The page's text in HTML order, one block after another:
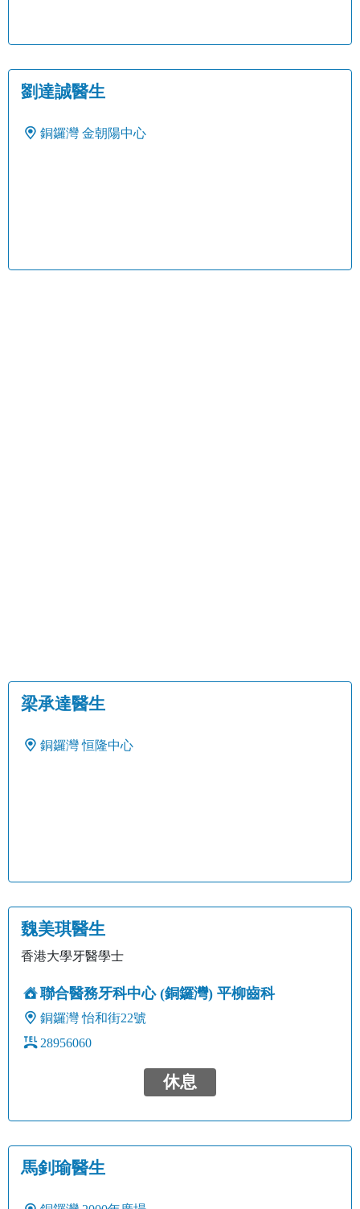
劉達誠醫生
銅鑼灣 金朝陽中心
梁承達醫生
銅鑼灣 恒隆中心
魏美琪醫生
香港大學牙醫學士
聯合醫務牙科中心 (銅鑼灣) 平柳齒科
銅鑼灣 怡和街22號
28956060
休息
馬釗瑜醫生